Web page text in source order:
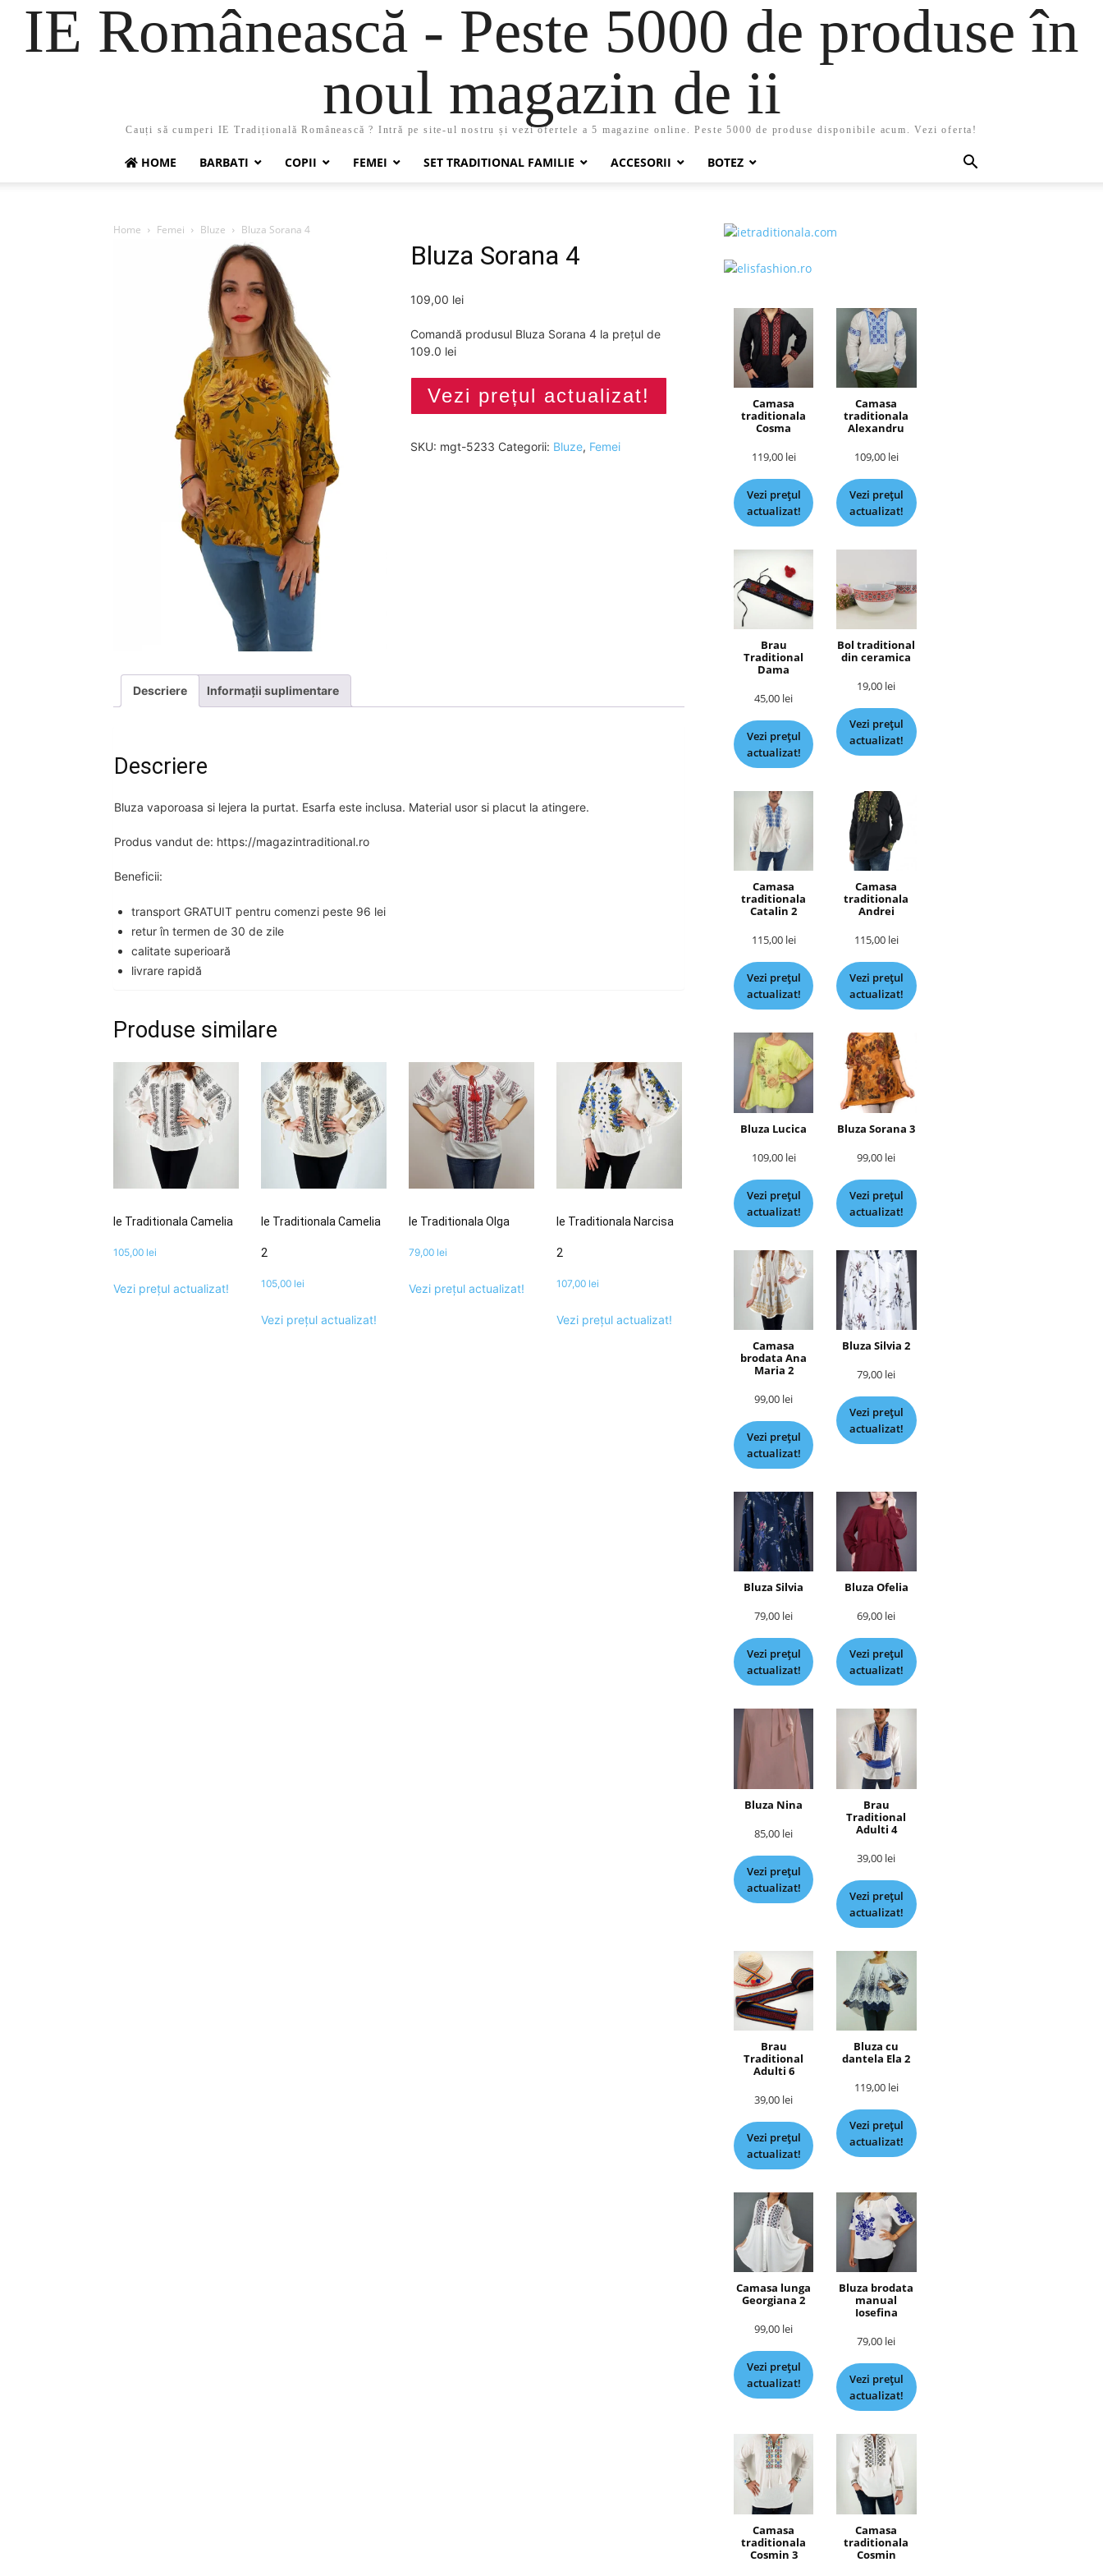
IE Românească - Peste 5000 de produse în
noul magazin de ii
Cauți să cumperi IE Tradițională Românească ? Intră pe site-ul nostru și vezi ofertele a 5 magazine online. Peste 5000 de produse disponibile acum. Vezi oferta!
HOME BARBATI COPII FEMEI SET TRADITIONAL FAMILIE ACCESORII BOTEZ
Home Femei Bluze Bluza Sorana 4
Bluza Sorana 4
109,00 lei
Comandă produsul Bluza Sorana 4 la prețul de
109.0 lei
Vezi prețul actualizat!
SKU: mgt-5233 Categorii: Bluze, Femei
Descriere Informații suplimentare
Descriere
Bluza vaporoasa si lejera la purtat. Esarfa este inclusa. Material usor si placut la atingere.
Produs vandut de: https://magazintraditional.ro
Beneficii:
transport GRATUIT pentru comenzi peste 96 lei
retur în termen de 30 de zile
calitate superioară
livrare rapidă
Produse similare
Ie Traditionala Camelia
105,00 lei
Vezi prețul actualizat!
Ie Traditionala Camelia
2
105,00 lei
Vezi prețul actualizat!
Ie Traditionala Olga
79,00 lei
Vezi prețul actualizat!
Ie Traditionala Narcisa
2
107,00 lei
Vezi prețul actualizat!
Camasa
traditionala
Cosma
119,00 lei
Vezi prețul
actualizat!
Camasa
traditionala
Alexandru
109,00 lei
Vezi prețul
actualizat!
Brau
Traditional
Dama
45,00 lei
Vezi prețul
actualizat!
Bol traditional
din ceramica
19,00 lei
Vezi prețul
actualizat!
Camasa
traditionala
Catalin 2
115,00 lei
Vezi prețul
actualizat!
Camasa
traditionala
Andrei
115,00 lei
Vezi prețul
actualizat!
Bluza Lucica
109,00 lei
Vezi prețul
actualizat!
Bluza Sorana 3
99,00 lei
Vezi prețul
actualizat!
Camasa
brodata Ana
Maria 2
99,00 lei
Vezi prețul
actualizat!
Bluza Silvia 2
79,00 lei
Vezi prețul
actualizat!
Bluza Silvia
79,00 lei
Vezi prețul
actualizat!
Bluza Ofelia
69,00 lei
Vezi prețul
actualizat!
Bluza Nina
85,00 lei
Vezi prețul
actualizat!
Brau
Traditional
Adulti 4
39,00 lei
Vezi prețul
actualizat!
Brau
Traditional
Adulti 6
39,00 lei
Vezi prețul
actualizat!
Bluza cu
dantela Ela 2
119,00 lei
Vezi prețul
actualizat!
Camasa lunga
Georgiana 2
99,00 lei
Vezi prețul
actualizat!
Bluza brodata
manual
Iosefina
79,00 lei
Vezi prețul
actualizat!
Camasa
traditionala
Cosmin 3
Camasa
traditionala
Cosmin